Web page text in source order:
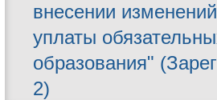
внесении
уплаты
образования"
2)